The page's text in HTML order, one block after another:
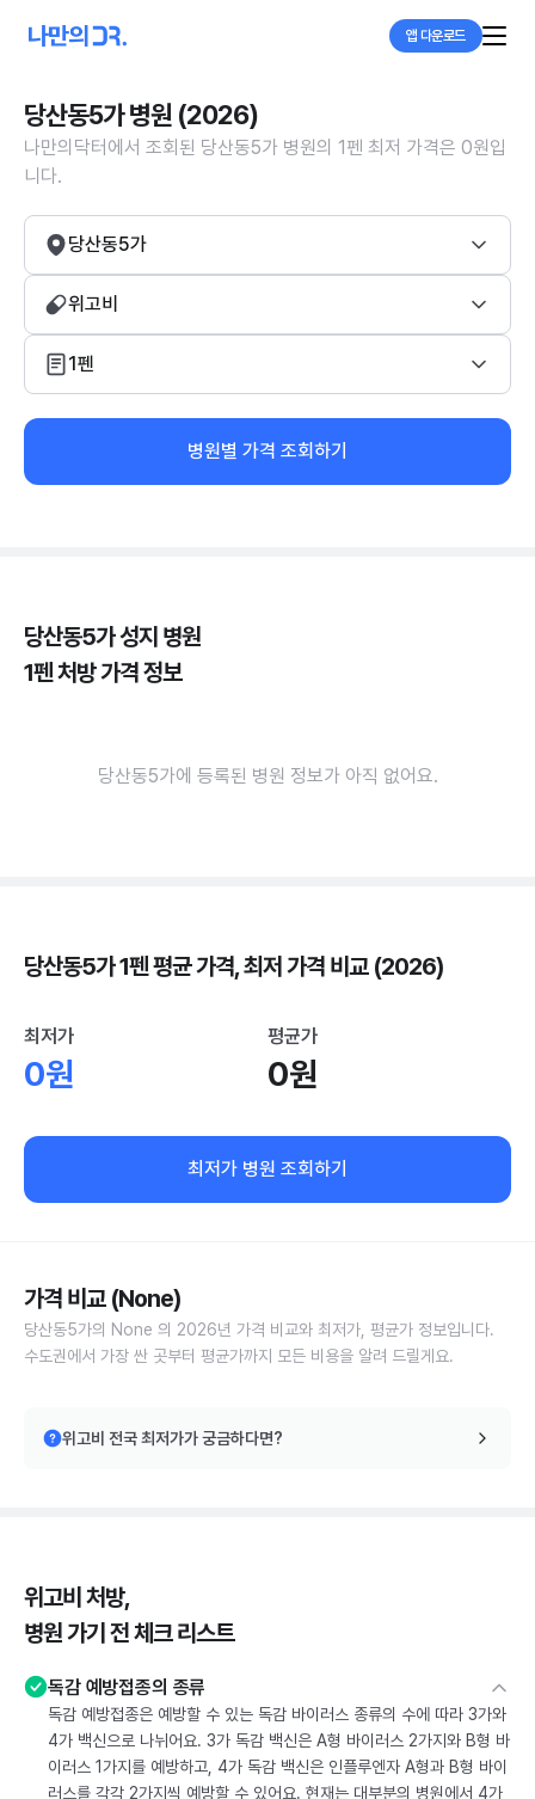
앱 다운로드
당산동5가 병원 (2026)
나만의닥터에서 조회된 당산동5가 병원의 1펜 최저 가격은 0원입
니다.
당산동5가
위고비
1펜
병원별 가격 조회하기
당산동5가 성지 병원
1펜 처방 가격 정보
당산동5가에 등록된 병원 정보가 아직 없어요.
당산동5가 1펜 평균 가격, 최저 가격 비교 (2026)
최저가
0원
평균가
0원
최저가 병원 조회하기
가격 비교 (None)
당산동5가의 None 의 2026년 가격 비교와 최저가, 평균가 정보입니다.
수도권에서 가장 싼 곳부터 평균가까지 모든 비용을 알려 드릴게요.
위고비 전국 최저가가 궁금하다면?
위고비 처방,
병원 가기 전 체크 리스트
독감 예방접종의 종류
독감 예방접종은 예방할 수 있는 독감 바이러스 종류의 수에 따라 3가와
4가 백신으로 나뉘어요. 3가 독감 백신은 A형 바이러스 2가지와 B형 바
이러스 1가지를 예방하고, 4가 독감 백신은 인플루엔자 A형과 B형 바이
러스를 각각 2가지씩 예방할 수 있어요. 현재는 대부분의 병원에서 4가